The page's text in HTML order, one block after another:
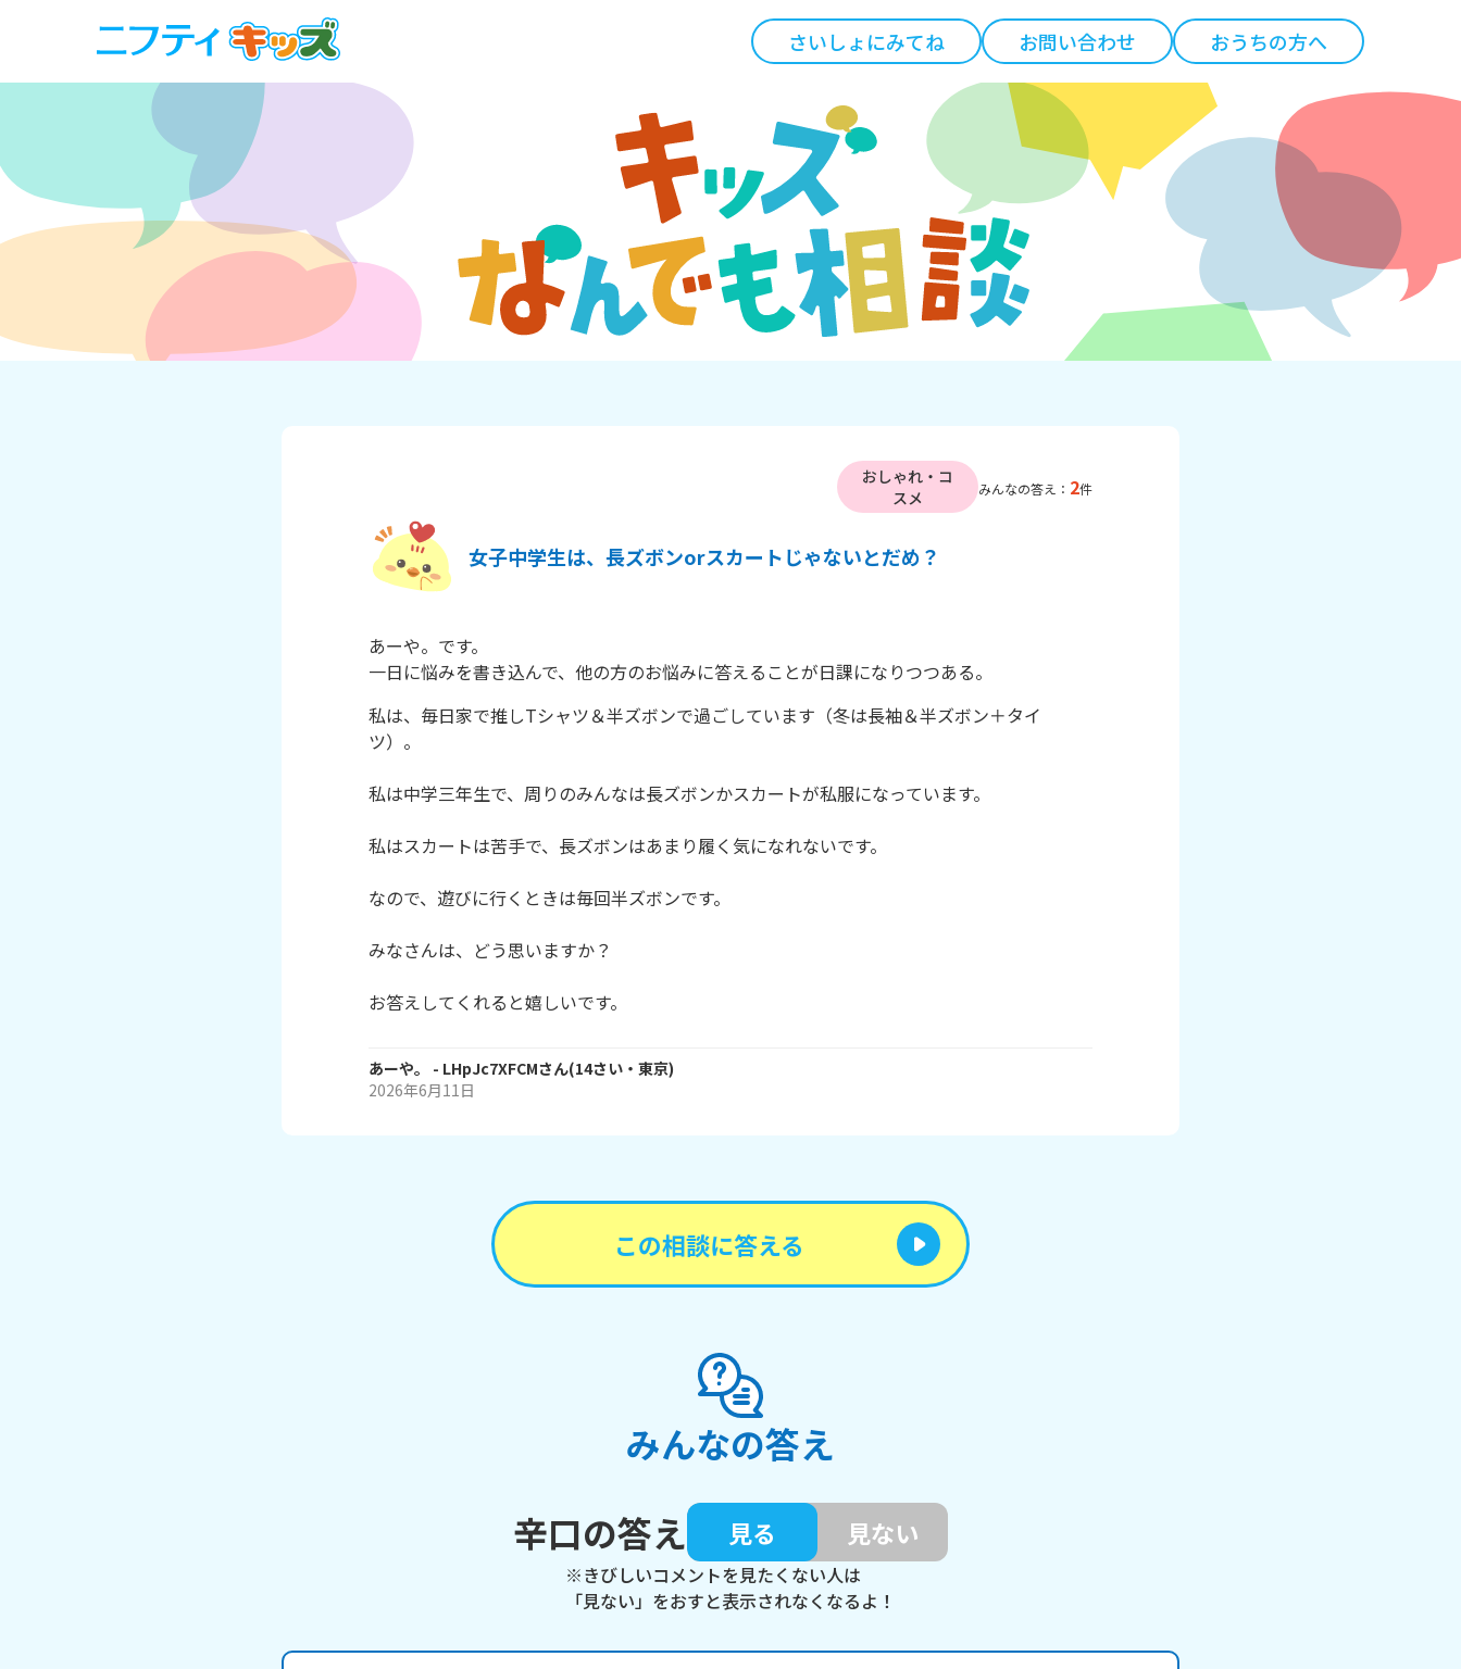
さいしょにみてね お問い合わせ おうちの方へ
おしゃれ・コ
スメ
みんなの答え： 2件
女子中学生は、長ズボンorスカートじゃないとだめ？
あーや。です。
一日に悩みを書き込んで、他の方のお悩みに答えることが日課になりつつある。
私は、毎日家で推しTシャツ＆半ズボンで過ごしています（冬は長袖＆半ズボン＋タイ
ツ）。
私は中学三年生で、周りのみんなは長ズボンかスカートが私服になっています。
私はスカートは苦手で、長ズボンはあまり履く気になれないです。
なので、遊びに行くときは毎回半ズボンです。
みなさんは、どう思いますか？
お答えしてくれると嬉しいです。
あーや。 - LHpJc7XFCMさん(14さい・ 東京)
2026年6月11日
この相談に答える
みんなの答え
辛口の答え
見る 見ない
※きびしいコメントを見たくない人は
「見ない」をおすと表示されなくなるよ！